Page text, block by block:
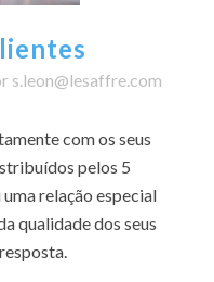
s.leon@lesaffre.com
com os seus
pelos 5
relação especial
qualidade dos seus